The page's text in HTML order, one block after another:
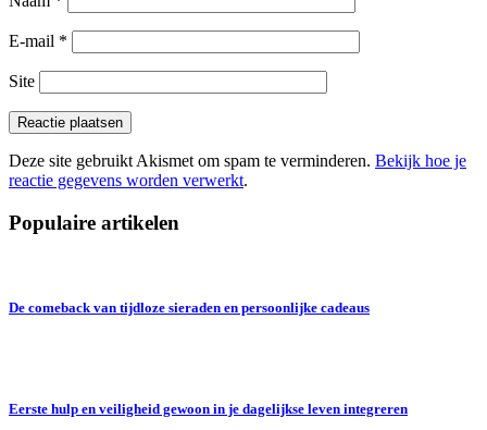
E-mail *
Site
Deze site gebruikt Akismet om spam te verminderen. Bekijk hoe je
reactie gegevens worden verwerkt.
Populaire artikelen
De comeback van tijdloze sieraden en persoonlijke cadeaus
Eerste hulp en veiligheid gewoon in je dagelijkse leven integreren